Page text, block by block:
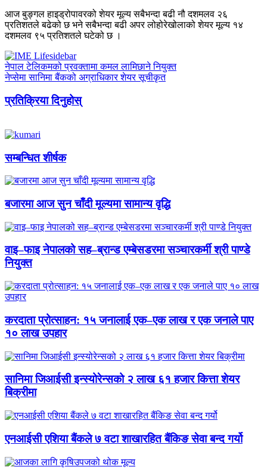
आज बुङ्गल हाइड्रोपावरको शेयर मूल्य सबैभन्दा बढी नौ दशमलव २६
प्रतिशतले बढेको छ भने सबैभन्दा बढी अपर लोहोरेखोलाको शेयर मूल्य १४
दशमलव ९५ प्रतिशतले घटेको छ ।
नेपाल टेलिकमको प्रवक्तामा कमल लामिछाने नियुक्त
नेप्सेमा सानिमा बैंकको अग्राधिकार शेयर सूचीकृत
प्रतिक्रिया दिनुहोस्
सम्बन्धित शीर्षक
बजारमा आज सुन चाँदी मूल्यमा सामान्य वृद्धि
वाइ–फाइ नेपालको सह–ब्रान्ड एम्बेसडरमा सञ्चारकर्मी श्री पाण्डे
नियुक्त
करदाता प्रोत्साहन: १५ जनालाई एक–एक लाख र एक जनाले पाए
१० लाख उपहार
सानिमा जिआईसी इन्स्योरेन्सको २ लाख ६१ हजार कित्ता शेयर
बिक्रीमा
एनआईसी एशिया बैंकले ७ वटा शाखारहित बैंकिङ सेवा बन्द गर्यो